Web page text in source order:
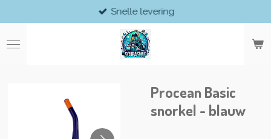
direct
naar
de
Snelle levering
Procean Basic
snorkel - blauw